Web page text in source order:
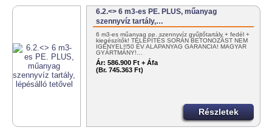
6.2.<> 6 m3-es PE. PLUS, műanyag
szennyvíz tartály,…
6 m3-es műanyag pe. szennyvíz gyűjtőtartály + fedél +
kiegészítők! TELEPÍTÉS SORÁN BETONOZÁST NEM
IGÉNYEL!!50 ÉV ALAPANYAG GARANCIA! MAGYAR
GYÁRTMÁNY!…
Ár: 586.900 Ft + Áfa
(Br. 745.363 Ft)
Részletek